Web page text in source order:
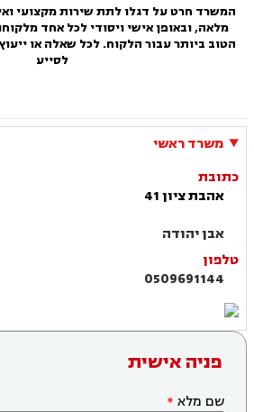
המשרד חרט על דגלו לתת שירות מקצועי
מלאה, ובאופן אישי ויסודי לכל אחד
הטוב ביותר עבור הלקוח. לכל שאלה או
לסייע
משרד ראשי
כתובת
אהבת ציון 41
אבן יהודה
טלפון
0509691144
פניה אישית
שם מלא